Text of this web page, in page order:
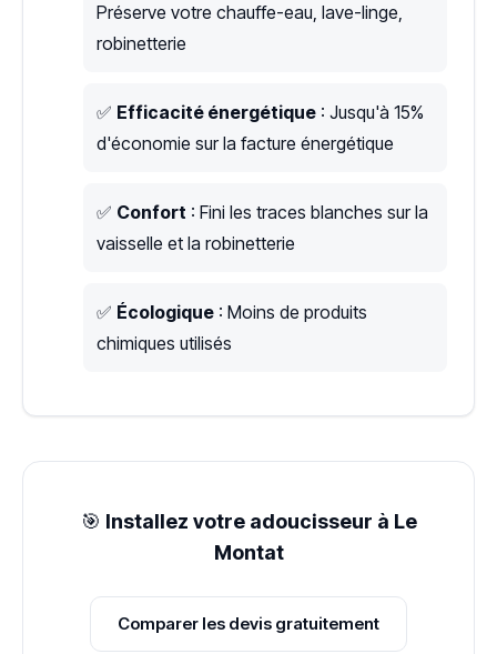
Préserve votre chauffe-eau, lave-linge,
robinetterie
✅ Efficacité énergétique : Jusqu'à 15%
d'économie sur la facture énergétique
✅ Confort : Fini les traces blanches sur la
vaisselle et la robinetterie
✅ Écologique : Moins de produits
chimiques utilisés
🎯 Installez votre adoucisseur à Le
Montat
Comparer les devis gratuitement